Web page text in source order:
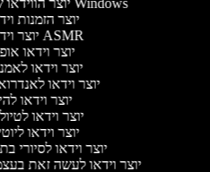
יוצר הווידאו של Windows
יוצר הזמנות
יוצר וידאו ASMR
יוצר וידאו
יוצר וידאו
יוצר וידאו
יוצר וידאו
יוצר וידאו
יוצר וידאו
יוצר וידאו לסיורי
יוצר וידאו לעשה זאת